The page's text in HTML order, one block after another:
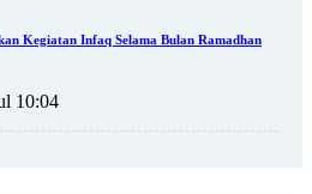
Kegiatan Infaq Selama Bulan Ramadhan
10:04